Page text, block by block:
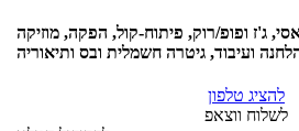
ג'ז ופופ/רוק, פיתוח-קול, הפקה, מוזיקה
להציג טלפון
לשלוח ווצאפ